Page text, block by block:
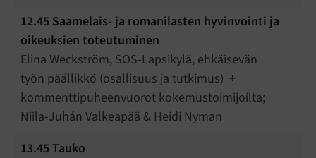
12.45 Saamelais- ja romanilasten hyvinvointi ja
oikeuksien toteutuminen
Elina Weckström, SOS-Lapsikylä, ehkäisevän
työn päällikkö (osallisuus ja tutkimus) +
kommenttipuheenvuorot kokemustoimijoilta;
Niila-Juhán Valkeapää & Heidi Nyman
13.45 Tauko